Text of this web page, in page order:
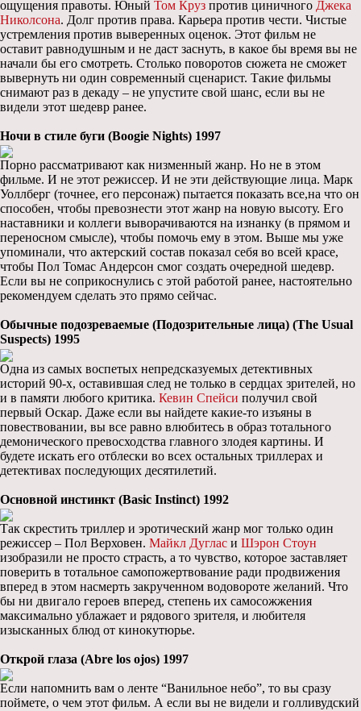
ощущения правоты. Юный Том Круз против циничного Джека
Николсона. Долг против права. Карьера против чести. Чистые
устремления против выверенных оценок. Этот фильм не
оставит равнодушным и не даст заснуть, в какое бы время вы не
начали бы его смотреть. Столько поворотов сюжета не сможет
вывернуть ни один современный сценарист. Такие фильмы
снимают раз в декаду – не упустите свой шанс, если вы не
видели этот шедевр ранее.
Ночи в стиле буги (Boogie Nights) 1997
Порно рассматривают как низменный жанр. Но не в этом
фильме. И не этот режиссер. И не эти действующие лица. Марк
Уоллберг (точнее, его персонаж) пытается показать все,на что он
способен, чтобы превознести этот жанр на новую высоту. Его
наставники и коллеги выворачиваются на изнанку (в прямом и
переносном смысле), чтобы помочь ему в этом. Выше мы уже
упоминали, что актерский состав показал себя во всей красе,
чтобы Пол Томас Андерсон смог создать очередной шедевр.
Если вы не соприкоснулись с этой работой ранее, настоятельно
рекомендуем сделать это прямо сейчас.
Обычные подозреваемые (Подозрительные лица) (The Usual
Suspects) 1995
Одна из самых воспетых непредсказуемых детективных
историй 90-х, оставившая след не только в сердцах зрителей, но
и в памяти любого критика. Кевин Спейси получил свой
первый Оскар. Даже если вы найдете какие-то изъяны в
повествовании, вы все равно влюбитесь в образ тотального
демонического превосходства главного злодея картины. И
будете искать его отблески во всех остальных триллерах и
детективах последующих десятилетий.
Основной инстинкт (Basic Instinct) 1992
Так скрестить триллер и эротический жанр мог только один
режиссер – Пол Верховен. Майкл Дуглас и Шэрон Стоун
изобразили не просто страсть, а то чувство, которое заставляет
поверить в тотальное самопожертвование ради продвижения
вперед в этом насмерть закрученном водовороте желаний. Что
бы ни двигало героев вперед, степень их самосожжения
максимально ублажает и рядового зрителя, и любителя
изысканных блюд от кинокутюрье.
Открой глаза (Abre los ojos) 1997
Если напомнить вам о ленте “Ванильное небо”, то вы сразу
поймете, о чем этот фильм. А если вы не видели и голливудский